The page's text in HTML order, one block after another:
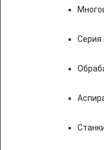
Серия